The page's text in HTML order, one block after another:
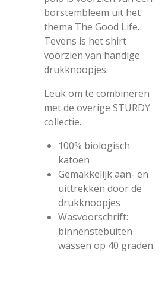
borstembleem uit het
thema The Good Life.
Tevens is het shirt
voorzien van handige
drukknoopjes.
Leuk om te combineren
met de overige STURDY
collectie.
100% biologisch
katoen
Gemakkelijk aan- en
uittrekken door de
drukknoopjes
Wasvoorschrift:
binnenstebuiten
wassen op 40 graden.